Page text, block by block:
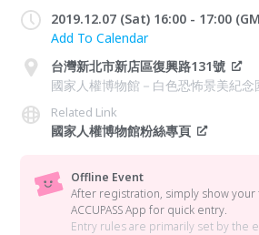
2019.12.07 (Sat) 16:00 - 17:00
Add To Calendar
台灣新北市新店區復興路131號
國家人權博物館－白色恐怖景美紀念
Related Link
國家人權博物館粉絲專頁
Offline Event
After registration, simply show
ACCUPASS App for quick entry.
Entry rules are primarily set by the